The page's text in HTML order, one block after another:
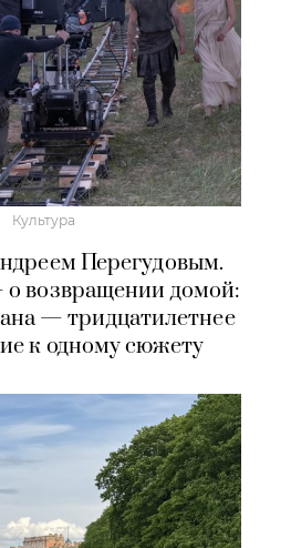
Культура
Перегудовым.
возвращении домой:
— тридцатилетнее
к одному сюжету